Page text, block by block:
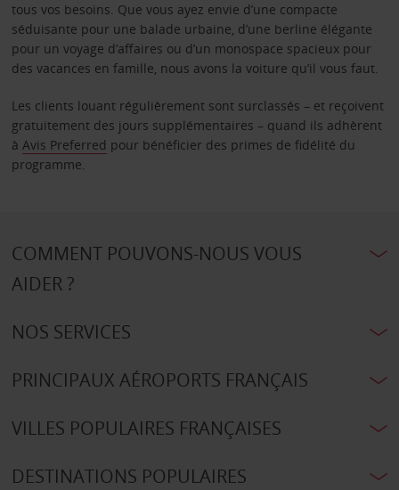
tous vos besoins. Que vous ayez envie d’une compacte
séduisante pour une balade urbaine, d’une berline élégante
pour un voyage d’affaires ou d’un monospace spacieux pour
des vacances en famille, nous avons la voiture qu’il vous faut.
Les clients louant régulièrement sont surclassés – et reçoivent
gratuitement des jours supplémentaires – quand ils adhèrent
à Avis Preferred pour bénéficier des primes de fidélité du
programme.
COMMENT POUVONS-NOUS VOUS
AIDER ?
NOS SERVICES
PRINCIPAUX AÉROPORTS FRANÇAIS
VILLES POPULAIRES FRANÇAISES
DESTINATIONS POPULAIRES